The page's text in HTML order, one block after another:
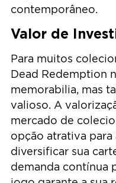
contemporâneo.
Valor de
Para muitos
Dead Redemption
memorabilia, mas
valioso. A
mercado de
opção atrativa para
diversificar sua
demanda contínua